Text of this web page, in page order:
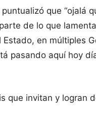
que “ojalá
de lo que
en múltiples
pasando aquí hoy
que invitan y